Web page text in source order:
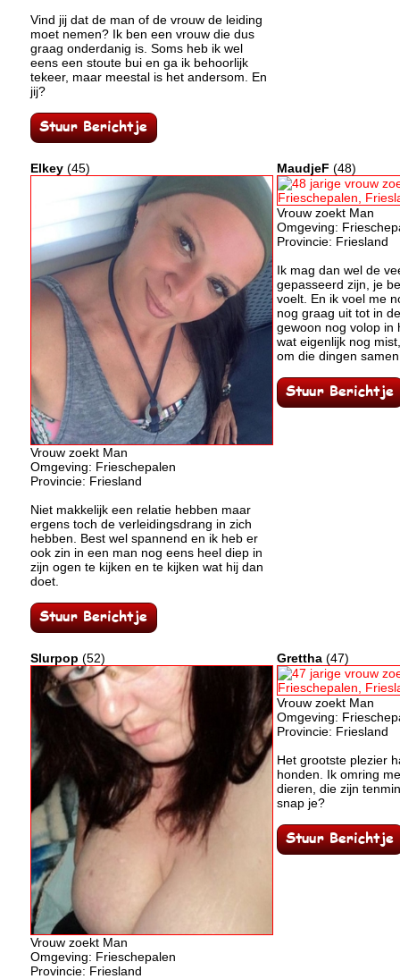
Vind jij dat de man of de vrouw de leiding
moet nemen? Ik ben een vrouw die dus
graag onderdanig is. Soms heb ik wel
eens een stoute bui en ga ik behoorlijk
tekeer, maar meestal is het andersom. En
jij?
Elkey (45)
Vrouw zoekt Man
Omgeving: Frieschepalen
Provincie: Friesland
Niet makkelijk een relatie hebben maar
ergens toch de verleidingsdrang in zich
hebben. Best wel spannend en ik heb er
ook zin in een man nog eens heel diep in
zijn ogen te kijken en te kijken wat hij dan
doet.
MaudjeF (48)
Vrouw zoekt Man
Omgeving:
Provincie: Friesland
Ik mag dan wel de
gepasseerd zijn, je
voelt. En ik voel me
nog graag uit tot in
gewoon nog volop in
wat eigenlijk nog
om die dingen
Slurpop (52)
Vrouw zoekt Man
Omgeving: Frieschepalen
Provincie: Friesland
Grettha (47)
Vrouw zoekt Man
Omgeving:
Provincie: Friesland
Het grootste plezier
honden. Ik omring
dieren, die zijn
snap je?